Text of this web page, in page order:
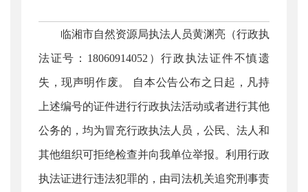
临湘市自然资源局执法人员黄渊亮（行政执
法证号：18060914052）行政执法证件不慎遗
失，现声明作废。 自本公告公布之日起，凡持
上述编号的证件进行行政执法活动或者进行其他
公务的，均为冒充行政执法人员，公民、法人和
其他组织可拒绝检查并向我单位举报。利用行政
执法证进行违法犯罪的，由司法机关追究刑事责